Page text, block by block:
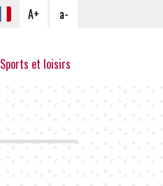
A+ a-
Sports et loisirs